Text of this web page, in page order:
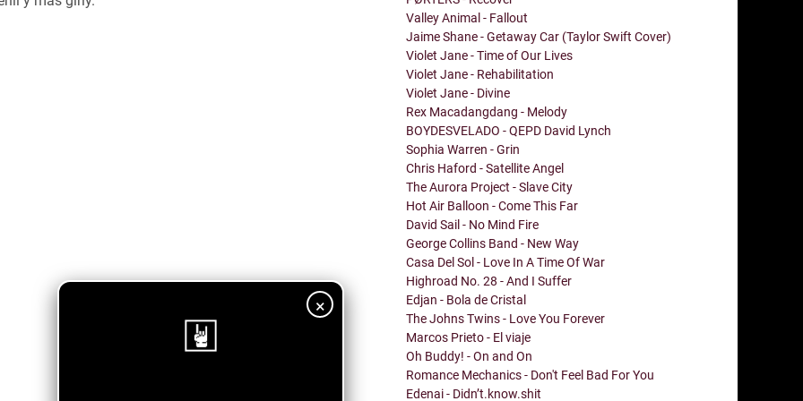
×
Valley Animal - Fallout
Jaime Shane - Getaway Car (Taylor Swift Cover)
Violet Jane - Time of Our Lives
Violet Jane - Rehabilitation
Violet Jane - Divine
Rex Macadangdang - Melody
BOYDESVELADO - QEPD David Lynch
Sophia Warren - Grin
Chris Haford - Satellite Angel
The Aurora Project - Slave City
Hot Air Balloon - Come This Far
David Sail - No Mind Fire
George Collins Band - New Way
Casa Del Sol - Love In A Time Of War
Highroad No. 28 - And I Suffer
Edjan - Bola de Cristal
The Johns Twins - Love You Forever
Marcos Prieto - El viaje
Oh Buddy! - On and On
Romance Mechanics - Don't Feel Bad For You
Edenai - Didn’t.know.shit